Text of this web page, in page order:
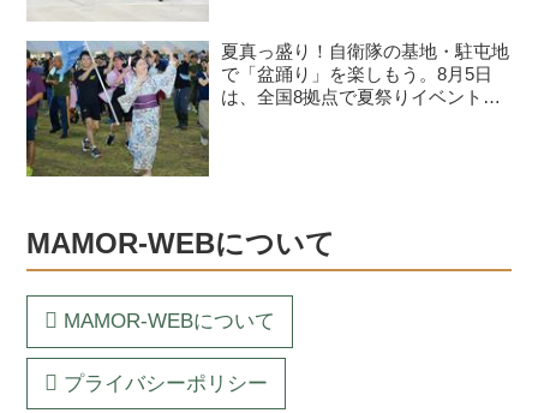
夏真っ盛り！自衛隊の基地・駐屯地
で「盆踊り」を楽しもう。8月5日
は、全国8拠点で夏祭りイベントが
MAMOR-WEBについて
MAMOR-WEBについて
プライバシーポリシー